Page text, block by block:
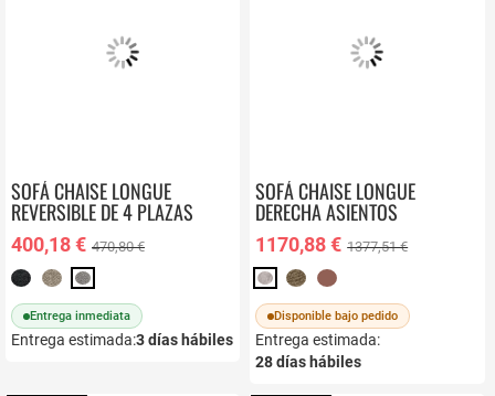
SOFÁ CHAISE LONGUE
REVERSIBLE DE 4 PLAZAS
NEIRA
400,18 € 470,80 €
Entrega inmediata
Entrega estimada:3días hábiles
SOFÁ CHAISE LONGUE
DERECHA ASIENTOS
DESLIZANTES KIMI
1170,88 € 1377,51 €
Disponible bajo pedido
Entrega estimada:
28días hábiles